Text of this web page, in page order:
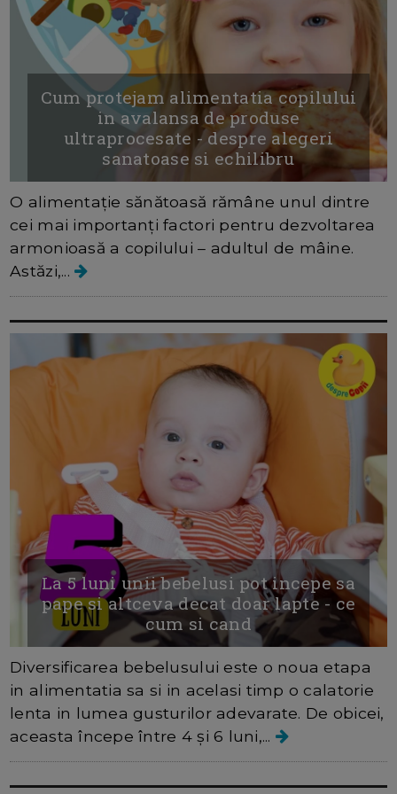
Cum protejam alimentatia copilului
in avalansa de produse
ultraprocesate - despre alegeri
sanatoase si echilibru
O alimentație sănătoasă rămâne unul dintre
cei mai importanți factori pentru dezvoltarea
armonioasă a copilului – adultul de mâine.
Astăzi,...
La 5 luni unii bebelusi pot incepe sa
pape si altceva decat doar lapte - ce
cum si cand
Diversificarea bebelusului este o noua etapa
in alimentatia sa si in acelasi timp o calatorie
lenta in lumea gusturilor adevarate. De obicei,
aceasta începe între 4 și 6 luni,...